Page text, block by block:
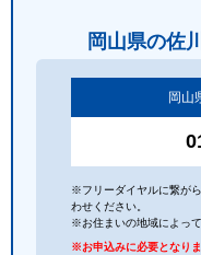
岡山県の佐
岡山
※フリーダイヤルに繋がら
わせください。
※お住まいの地域によっ
※お申込みに必要となり